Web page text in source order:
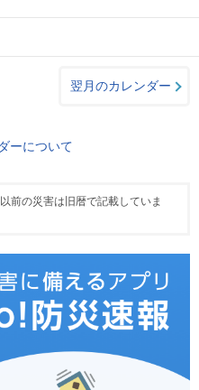
翌月のカレンダー
ーについて
前の災害は旧暦で記載していま